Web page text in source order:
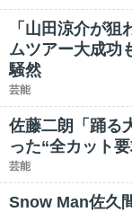
「山田涼介が
ムツアー大成功
騒然
芸能
佐藤二朗「踊る
った“全カット
芸能
Snow Man佐久